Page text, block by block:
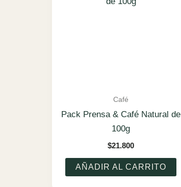
Café
Pack Prensa & Café Natural de
100g
$21.800
AÑADIR AL CARRITO